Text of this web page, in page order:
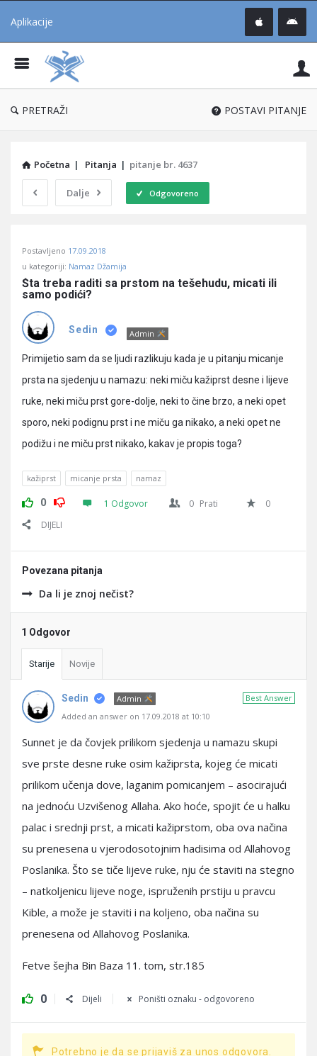
Aplikacije
®
PRETRAŽI POSTAVI PITANJE
Početna | Pitanja | pitanje br. 4637
Dalje Odgovoreno
Učene
Latest
Pitanja
Postavljeno 17.09.2018
u kategoriji: Namaz Džamija
Šta treba raditi sa prstom na tešehudu, micati ili
samo podići?
Sedin Admin
Primijetio sam da se ljudi razlikuju kada je u pitanju micanje
prsta na sjedenju u namazu: neki miču kažiprst desne i lijeve
ruke, neki miču prst gore-dolje, neki to čine brzo, a neki opet
sporo, neki podignu prst i ne miču ga nikako, a neki opet ne
podižu i ne miču prst nikako, kakav je propis toga?
kažiprst micanje prsta namaz
0 1 Odgovor 0 Prati
0
DIJELI
Povezana pitanja
Da li je znoj nečist?
1 Odgovor
Starije Novije
Best Answer
Sedin
Admin
Added an answer on 17.09.2018 at 10:10
Sunnet je da čovjek prilikom sjedenja u namazu skupi
sve prste desne ruke osim kažiprsta, kojeg će micati
prilikom učenja dove, laganim pomicanjem – asocirajući
na jednoću Uzvišenog Allaha. Ako hoće, spojit će u halku
palac i srednji prst, a micati kažiprstom, oba ova načina
su prenesena u vjerodosotojnim hadisima od Allahovog
Poslanika. Što se tiče lijeve ruke, nju će staviti na stegno
– natkoljenicu lijeve noge, ispruženih prstiju u pravcu
Kible, a može je staviti i na koljeno, oba načina su
prenesena od Allahovog Poslanika.
Fetve šejha Bin Baza 11. tom, str.185
0 Dijeli Poništi oznaku - odgovoreno
Potrebno je da se prijaviš za unos odgovora.